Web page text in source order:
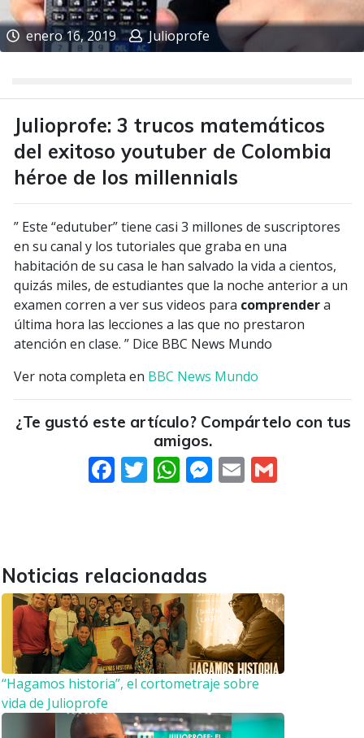
enero 16, 2019 Julioprofe
Julioprofe: 3 trucos matemáticos
del exitoso youtuber de Colombia
héroe de los millennials
” Este “edutuber” tiene casi 3 millones de suscriptores
en su canal y los tutoriales que graba en una
habitación de su casa le han salvado la vida a cientos,
quizás miles, de estudiantes que la noche anterior a un
examen corren a ver sus videos para comprendera
última hora las lecciones a las que no prestaron
atención en clase. ” Dice BBC News Mundo
Ver nota completa en BBC News Mundo
¿Te gustó este artículo? Compártelo con tus
amigos.
Facebook
Twitter
WhatsApp
Messenger
Email
Noticias relacionadas
“Hagamos historia”, el cortometraje sobre
vida de Julioprofe